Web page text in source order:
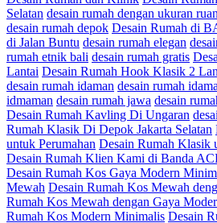
Selatan desain rumah dengan ukuran
desain rumah depok Desain Rumah di
di Jalan Buntu desain rumah elegan
rumah etnik bali desain rumah gratis
Lantai Desain Rumah Hook Klasik 2
desain rumah idaman desain rumah
idmaman desain rumah jawa desain
Desain Rumah Kavling Di Ungaran
Rumah Klasik Di Depok Jakarta Selatan
untuk Perumahan Desain Rumah Klasik
Desain Rumah Klien Kami di Banda
Desain Rumah Kos Gaya Modern
Mewah Desain Rumah Kos Mewah
Rumah Kos Mewah dengan Gaya
Rumah Kos Modern Minimalis Desain